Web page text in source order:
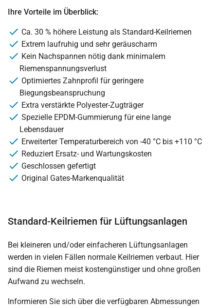
Ihre Vorteile im Überblick:
Ca. 30 % höhere Leistung als Standard-Keilriemen
Extrem laufruhig und sehr geräuscharm
Kein Nachspannen nötig dank minimalem
Riemenspannungsverlust
Optimiertes Zahnprofil für geringere
Biegungsbeanspruchung
Extra verstärkte Polyester-Zugträger
Spezielle EPDM-Gummierung für eine lange
Lebensdauer
Erweiterter Temperaturbereich von -40 °C bis +110 °C
Reduziert Ersatz- und Wartungskosten
Geschlossen gefertigt
Original Gates-Markenqualität
Standard-Keilriemen für Lüftungsanlagen
Bei kleineren und/oder einfacheren Lüftungsanlagen
werden in vielen Fällen normale Keilriemen verbaut. Hier
sind die Riemen meist kostengünstiger und ohne großen
Aufwand zu wechseln.
Informieren Sie sich über die verfügbaren Abmessungen